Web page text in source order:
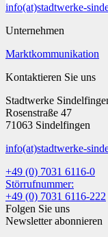
info(at)stadtwerke-
Unternehmen
Marktkommunikation
Kontaktieren Sie uns
Stadtwerke
Rosenstraße 47
71063 Sindelfingen
info(at)stadtwerke-
+49 (0) 7031 6116-0
Störrufnummer:
+49 (0) 7031 6116-222
Folgen Sie uns
Newsletter abonnieren